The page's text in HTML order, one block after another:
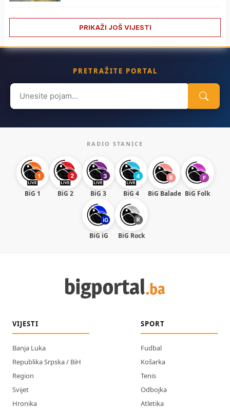
PRIKAŽI JOŠ VIJESTI
PRETRAŽITE PORTAL
Search
for:
RADIO STANICE
BiG 1 BiG 2 BiG 3 BiG 4 BiG Balade BiG Folk
BiG iG BiG Rock
VIJESTI
Banja Luka
Republika Srpska / BiH
Region
Svijet
Hronika
SPORT
Fudbal
Košarka
Tenis
Odbojka
Atletika